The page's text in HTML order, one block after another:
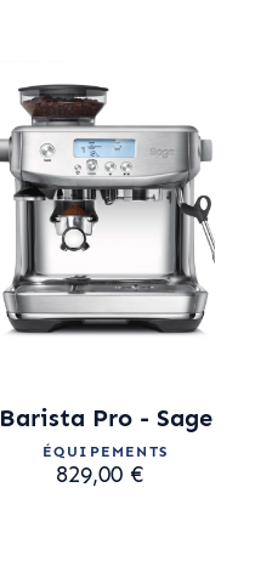
Barista Pro - Sage
ÉQUIPEMENTS
829,00 €